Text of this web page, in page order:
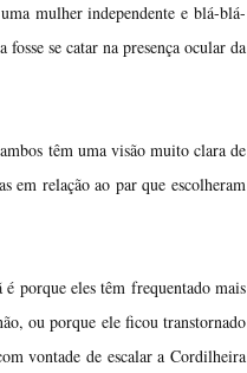
mulher independente e blá-blá-
se catar na presença ocular da
têm uma visão muito clara de
em relação ao par que escolheram
é porque eles têm frequentado mais
ou porque ele ficou transtornado
vontade de escalar a Cordilheira